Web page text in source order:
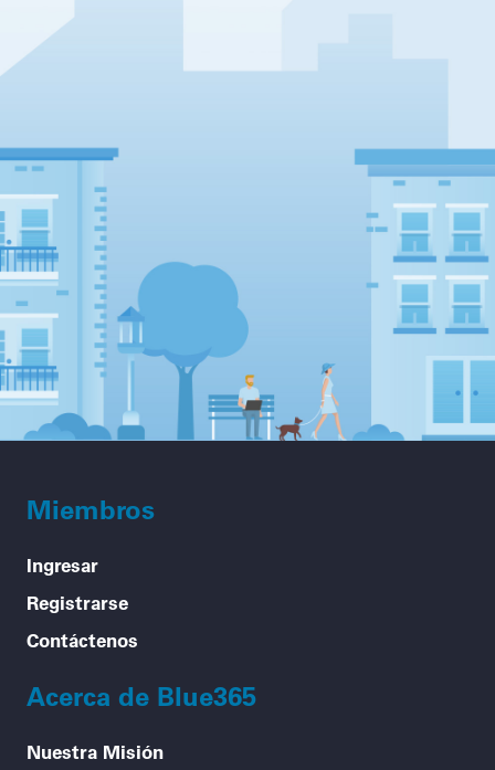
Miembros
Ingresar
Registrarse
Contáctenos
Acerca de Blue365
Nuestra Misión